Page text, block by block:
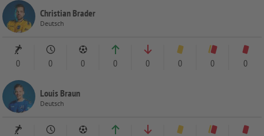
Christian Brader
Deutsch
0 0 0 0 0 0 0 0
Louis Braun
Deutsch